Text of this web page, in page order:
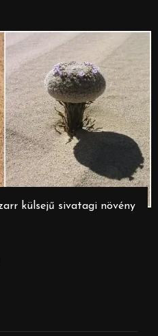
külsejű sivatagi növény